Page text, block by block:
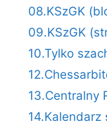
08.KSzGK
09.KSzGK
10.Tylko
13.Centralny
14.Kalendarz